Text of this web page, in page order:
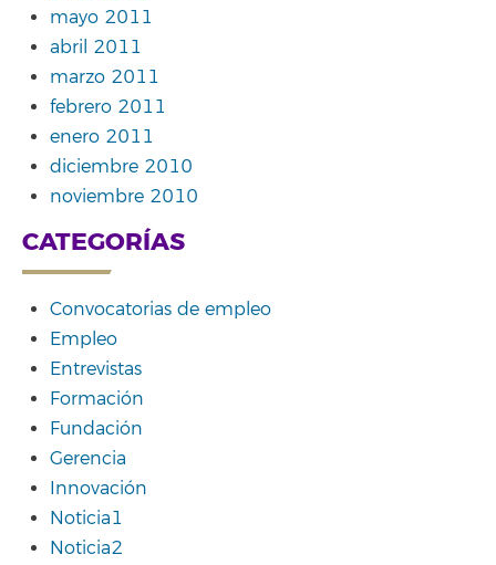
mayo 2011
abril 2011
marzo 2011
febrero 2011
enero 2011
diciembre 2010
noviembre 2010
CATEGORÍAS
Convocatorias de empleo
Empleo
Entrevistas
Formación
Fundación
Gerencia
Innovación
Noticia1
Noticia2